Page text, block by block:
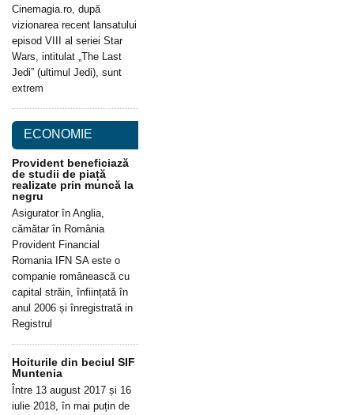
Cinemagia.ro, după
vizionarea recent lansatului
episod VIII al seriei Star
Wars, intitulat „The Last
Jedi” (ultimul Jedi), sunt
extrem
ECONOMIE
Provident beneficiază
de studii de piață
realizate prin muncă la
negru
Asigurator în Anglia,
cămătar în România
Provident Financial
Romania IFN SA este o
companie românească cu
capital străin, înființată în
anul 2006 și înregistrată in
Registrul
Hoiturile din beciul SIF
Muntenia
Între 13 august 2017 și 16
iulie 2018, în mai puțin de